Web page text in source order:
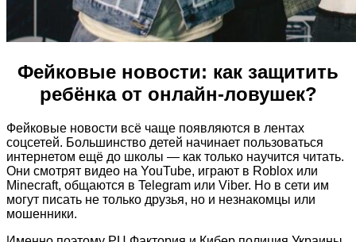
Фейковые новости: как защитить
ребёнка от онлайн-ловушек?
Фейковые новости всё чаще появляются в лентах
соцсетей. Большинство детей начинает пользоваться
интернетом ещё до школы — как только научится читать.
Они смотрят видео на YouTube, играют в Roblox или
Minecraft, общаются в Telegram или Viber. Но в сети им
могут писать не только друзья, но и незнакомцы или
мошенники.